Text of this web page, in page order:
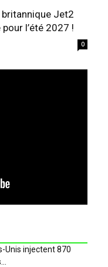
Jet2
l’été 2027 !
0
Unis injectent 870